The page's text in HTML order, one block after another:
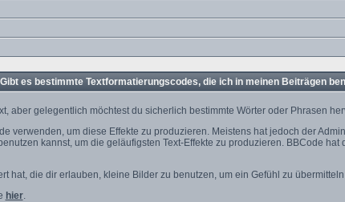
Gibt es bestimmte Textformatierungscodes, die ich in meinen Beiträgen
aber gelegentlich möchtest du sicherlich bestimmte Wörter oder Phrasen
verwenden, um diese Effekte zu produzieren. Meistens hat jedoch der
kannst, um die geläufigsten Text-Effekte zu produzieren. BBCode
hat, die dir erlauben, kleine Bilder zu benutzen, um ein Gefühl zu
hier.